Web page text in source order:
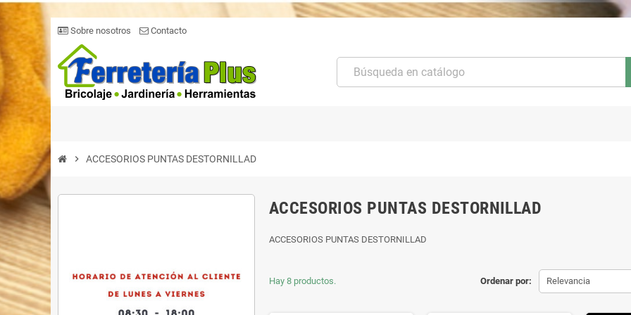
Sobre nosotros Contacto
chevron_right ACCESORIOS PUNTAS DESTORNILLAD
ACCESORIOS PUNTAS DESTORNILLAD
ACCESORIOS PUNTAS DESTORNILLAD
Ordenar por: Relevancia
Hay 8 productos.